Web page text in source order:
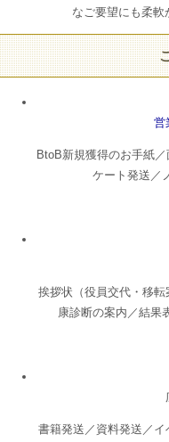
なご要望にも柔軟
営
BtoB新規獲得のお手紙
ケート発送／
挨拶状（役員交代・移
康診断の案内／結果
書籍発送／資料発送／イ